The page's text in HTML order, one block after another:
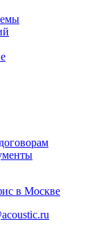
в Москве